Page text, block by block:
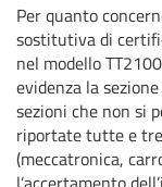
Per quanto
sostitutiva di
nel modello
evidenza la
sezioni che non si
riportate tutte e
(meccatronica,